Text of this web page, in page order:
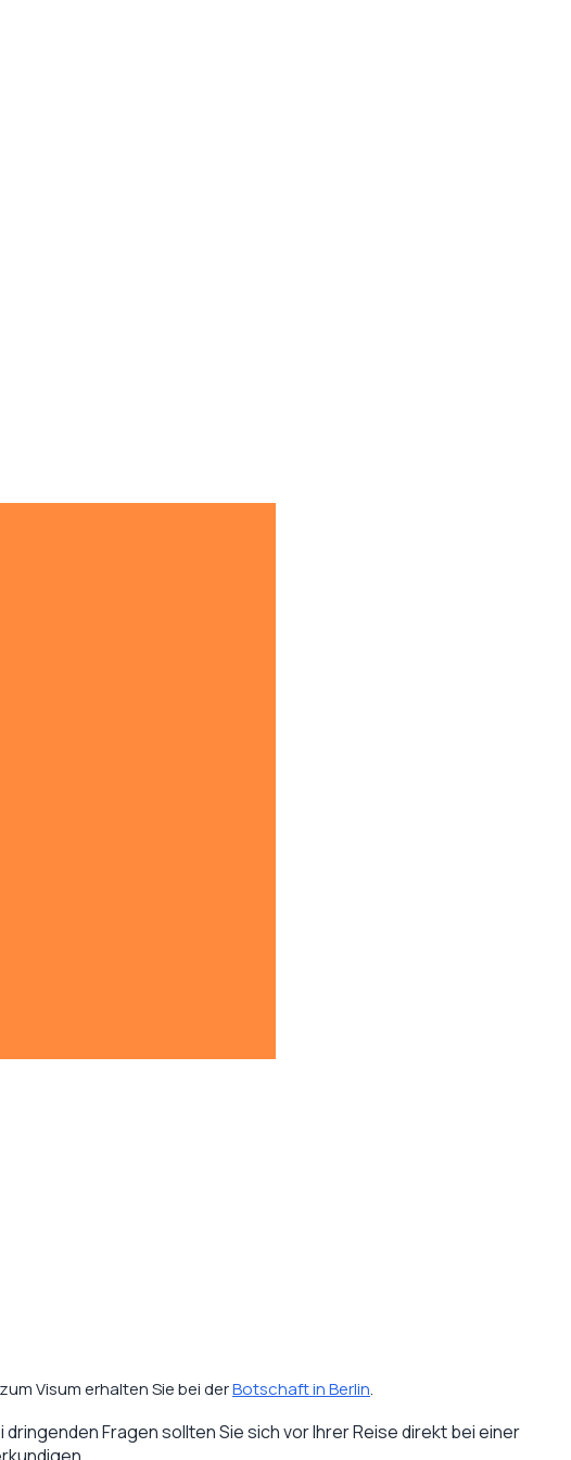
Visum erhalten Sie bei derBotschaft in Berlin.
Fragen sollten Sie sich vor Ihrer Reise direkt bei einer